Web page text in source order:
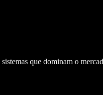
que dominam o